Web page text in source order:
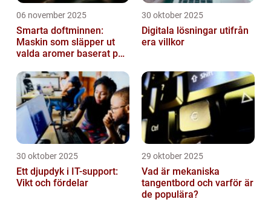
06 november 2025
Smarta doftminnen:
Maskin som släpper ut
valda aromer baserat på
30 oktober 2025
Digitala lösningar utifrån
era villkor
30 oktober 2025
Ett djupdyk i IT-support:
Vikt och fördelar
29 oktober 2025
Vad är mekaniska
tangentbord och varför är
de populära?